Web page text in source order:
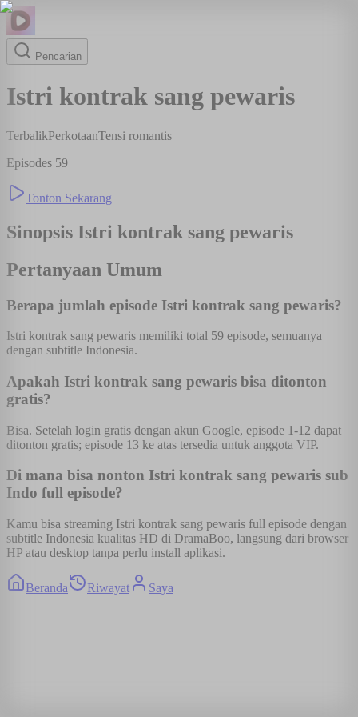
Pencarian
Istri kontrak sang pewaris
TerbalikPerkotaanTensi romantis
Episodes 59
Tonton Sekarang
Sinopsis Istri kontrak sang pewaris
Pertanyaan Umum
Berapa jumlah episode Istri kontrak sang pewaris?
Istri kontrak sang pewaris memiliki total 59 episode, semuanya
dengan subtitle Indonesia.
Apakah Istri kontrak sang pewaris bisa ditonton
gratis?
Bisa. Setelah login gratis dengan akun Google, episode 1-12 dapat
ditonton gratis; episode 13 ke atas tersedia untuk anggota VIP.
Di mana bisa nonton Istri kontrak sang pewaris sub
Indo full episode?
Kamu bisa streaming Istri kontrak sang pewaris full episode dengan
subtitle Indonesia kualitas HD di DramaBoo, langsung dari browser
HP atau desktop tanpa perlu install aplikasi.
Beranda Riwayat Saya